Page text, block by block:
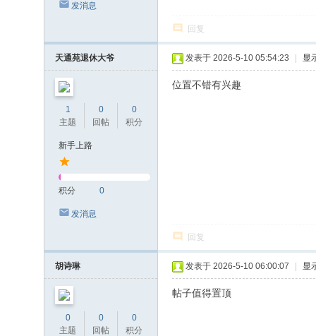
发消息
回复
天通苑退休大爷
1
主题
0
回帖
0
积分
新手上路
积分 0
发消息
发表于 2026-5-10 05:54:23 显
位置不错有兴趣
回复
胡诗琳
0
主题
0
回帖
0
积分
发表于 2026-5-10 06:00:07 显
帖子值得置顶